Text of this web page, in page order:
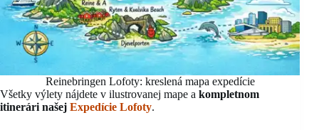
Reinebringen Lofoty: kreslená mapa expedície
Všetky výlety nájdete v ilustrovanej mape a kompletnom
itinerári našej Expedície Lofoty.